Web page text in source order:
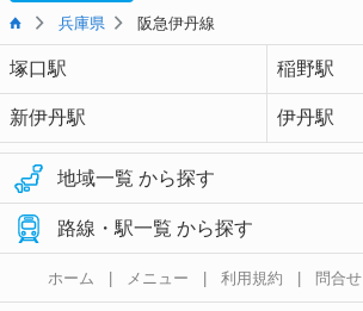
兵庫県 阪急伊丹線
塚口駅 稲野駅
新伊丹駅 伊丹駅
地域一覧 から探す
路線・駅一覧 から探す
ホーム | メニュー | 利用規約 | 問合せ